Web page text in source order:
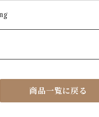
羽織もの
JOUR
ク
ン
Bag
商品一覧に戻る